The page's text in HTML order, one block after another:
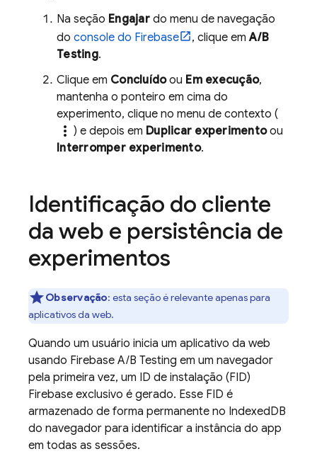
Na seção Engajardo menu de navegação
do console do Firebase , clique emA/B
Testing.
Clique em Concluídoou Em execução,
mantenha o ponteiro em cima do
experimento, clique no menu de contexto (
more_vert ) e depois em Duplicar experimentoou
Interromper experimento.
Identificação do cliente
da web e persistência de
experimentos
Observação: esta seção é relevante apenas para
aplicativos da web.
Quando um usuário inicia um aplicativo da web
usando Firebase A/B Testing em um navegador
pela primeira vez, um ID de instalação (FID)
Firebase exclusivo é gerado. Esse FID é
armazenado de forma permanente no IndexedDB
do navegador para identificar a instância do app
em todas as sessões.